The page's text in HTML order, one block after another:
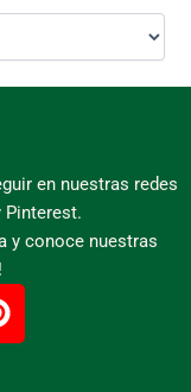
en nuestras redes
y conoce nuestras